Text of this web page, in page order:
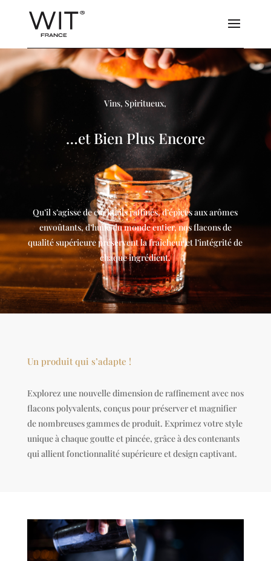
Vins, Spiritueux,
…et Bien Plus Encore
Qu’il s’agisse de cocktails raffinés, d’épices aux arômes
envoûtants, d’huile du monde entier, nos flacons de
qualité supérieure préservent la fraîcheur et l’intégrité de
chaque ingrédient.
Un produit qui s’adapte !
Explorez une nouvelle dimension de raffinement avec nos
flacons polyvalents, conçus pour préserver et magnifier
de nombreuses gammes de produit. Exprimez votre style
unique à chaque goutte et pincée, grâce à des contenants
qui allient fonctionnalité supérieure et design captivant.